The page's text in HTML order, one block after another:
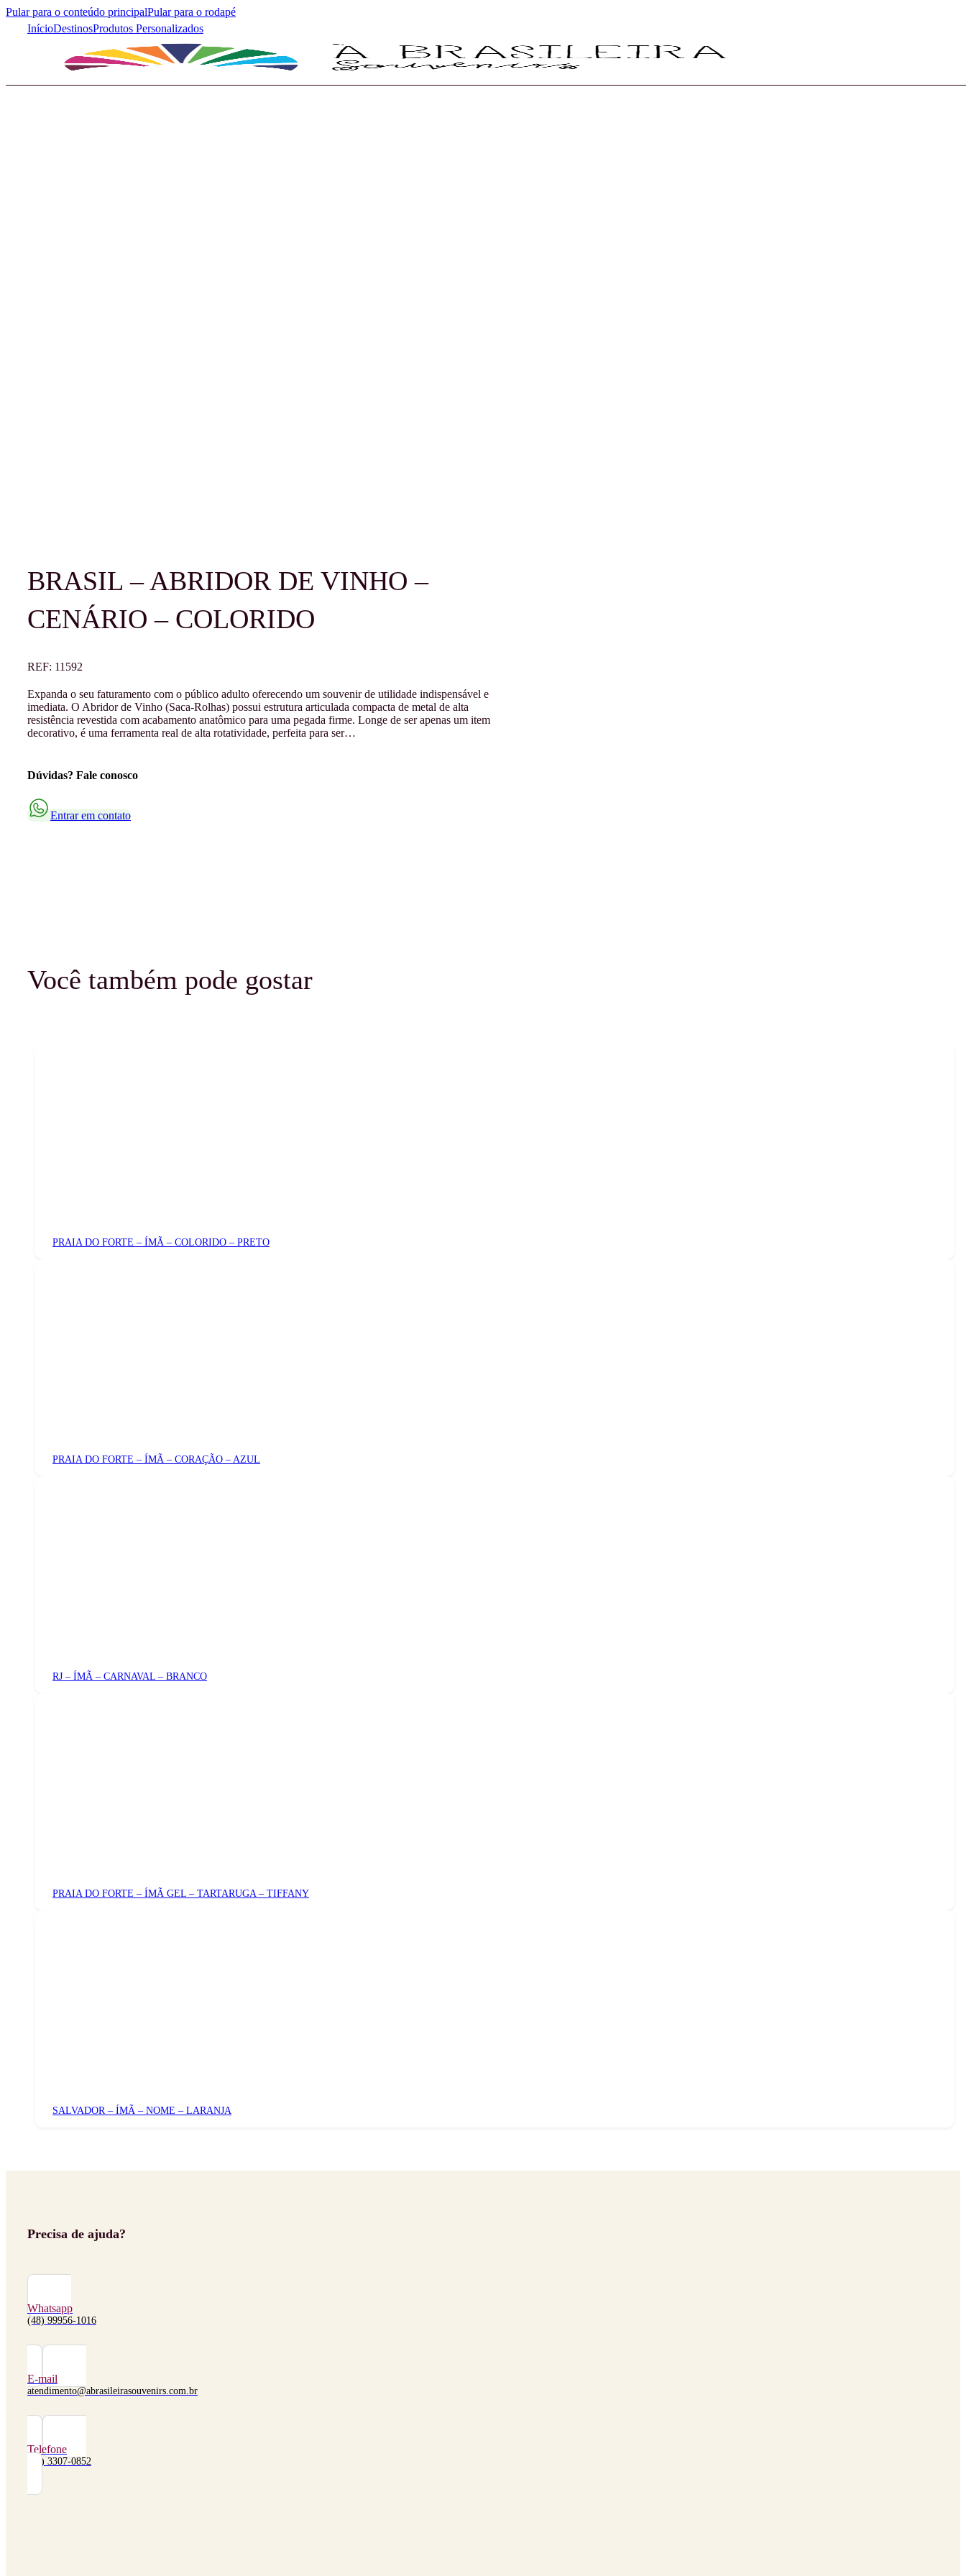
Pular para o conteúdo principalPular para o rodapé
InícioDestinosProdutos Personalizados
BRASIL – ABRIDOR DE VINHO –
CENÁRIO – COLORIDO
REF: 11592
Expanda o seu faturamento com o público adulto oferecendo um souvenir de utilidade indispensável e
imediata. O Abridor de Vinho (Saca-Rolhas) possui estrutura articulada compacta de metal de alta
resistência revestida com acabamento anatômico para uma pegada firme. Longe de ser apenas um item
decorativo, é uma ferramenta real de alta rotatividade, perfeita para ser…
Dúvidas? Fale conosco
Entrar em contato
Você também pode gostar
PRAIA DO FORTE – ÍMÃ – COLORIDO – PRETO
PRAIA DO FORTE – ÍMÃ – CORAÇÃO – AZUL
RJ – ÍMÃ – CARNAVAL – BRANCO
PRAIA DO FORTE – ÍMÃ GEL – TARTARUGA – TIFFANY
SALVADOR – ÍMÃ – NOME – LARANJA
Precisa de ajuda?
Whatsapp
(48) 99956-1016
E-mail
atendimento@abrasileirasouvenirs.com.br
Telefone
(48) 3307-0852